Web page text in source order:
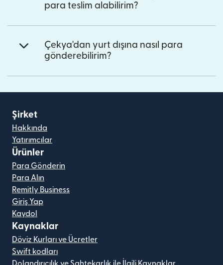
para teslim alabilirim?
Çekya'dan yurt dışına nasıl para
gönderebilirim?
Şirket
Hakkında
Yatırımcılar
Ürünler
Para Gönderin
Para Alın
Remitly Business
Giriş Yap
Kaydol
Kaynaklar
Döviz Kurları ve Ücretler
Swift kodları
Dolandırıcılık ve Sahtekarlık ile İlgili Kaynaklar